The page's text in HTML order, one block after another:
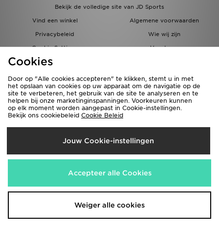
Bekijk de volledige site van JD Sports
Vind een winkel
Algemene voorwaarden
Privacybeleid
Wie wij zijn
Cookie Settings
Vacatures
Bestellingen en Levering
Verzenden Naar
België
Wij accepteren de volgende betaalmethoden
Bezoek onze bedrijfswebsite www.jdplc.com
Cookies
Door op "Alle cookies accepteren" te klikken, stemt u in met
het opslaan van cookies op uw apparaat om de navigatie op de
site te verbeteren, het gebruik van de site te analyseren en te
helpen bij onze marketinginspanningen. Voorkeuren kunnen
op elk moment worden aangepast in Cookie-instellingen.
Bekijk ons cookiebeleid Cookie Beleid
Jouw Cookie-instellingen
Accepteer alle Cookies
Weiger alle cookies